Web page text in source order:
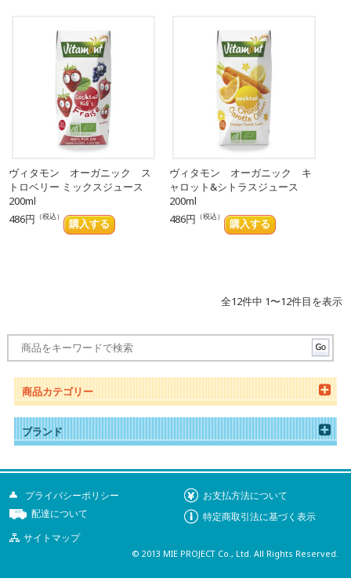
ヴィタモン オーガニック ス
トロベリー ミックスジュース
200ml
486円 （税込）
ヴィタモン オーガニック キ
ャロット&シトラスジュース
200ml
486円 （税込）
全12件中 1〜12件目を表示
商品カテゴリー
ブランド
プライバシーポリシー
お支払方法について
配達について
特定商取引法に基づく表示
サイトマップ
© 2013 MIE PROJECT Co., Ltd. All Rights Reserved.